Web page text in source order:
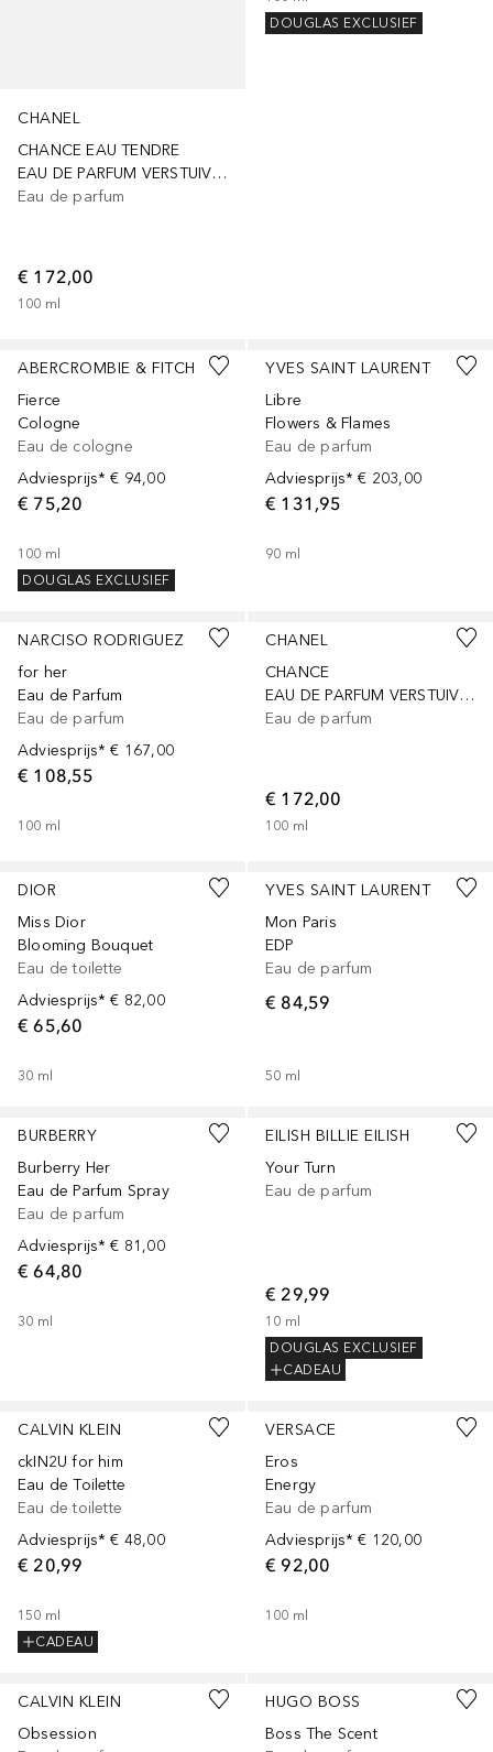
CHANEL
CHANCE EAU TENDRE
EAU DE PARFUM VERSTUIVER
Eau de parfum
€ 172,00
100 ml
DOUGLAS EXCLUSIEF
ABERCROMBIE & FITCH
Fierce
Cologne
Eau de cologne
Adviesprijs* € 94,00
€ 75,20
100 ml
DOUGLAS EXCLUSIEF
YVES SAINT LAURENT
Libre
Flowers & Flames
Eau de parfum
Adviesprijs* € 203,00
€ 131,95
90 ml
NARCISO RODRIGUEZ
for her
Eau de Parfum
Eau de parfum
Adviesprijs* € 167,00
€ 108,55
100 ml
CHANEL
CHANCE
EAU DE PARFUM VERSTUIVER
Eau de parfum
€ 172,00
100 ml
DIOR
Miss Dior
Blooming Bouquet
Eau de toilette
Adviesprijs* € 82,00
€ 65,60
30 ml
YVES SAINT LAURENT
Mon Paris
EDP
Eau de parfum
€ 84,59
50 ml
BURBERRY
Burberry Her
Eau de Parfum Spray
Eau de parfum
Adviesprijs* € 81,00
€ 64,80
30 ml
EILISH BILLIE EILISH
Your Turn
Eau de parfum
€ 29,99
10 ml
DOUGLAS EXCLUSIEF
CADEAU
CALVIN KLEIN
ckIN2U for him
Eau de Toilette
Eau de toilette
Adviesprijs* € 48,00
€ 20,99
150 ml
CADEAU
VERSACE
Eros
Energy
Eau de parfum
Adviesprijs* € 120,00
€ 92,00
100 ml
CALVIN KLEIN
Obsession
HUGO BOSS
Boss The Scent